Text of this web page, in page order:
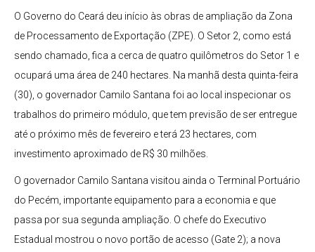
O Governo do Ceará deu início às obras de ampliação da Zona
de Processamento de Exportação (ZPE). O Setor 2, como está
sendo chamado, fica a cerca de quatro quilômetros do Setor 1 e
ocupará uma área de 240 hectares. Na manhã desta quinta-feira
(30), o governador Camilo Santana foi ao local inspecionar os
trabalhos do primeiro módulo, que tem previsão de ser entregue
até o próximo mês de fevereiro e terá 23 hectares, com
investimento aproximado de R$ 30 milhões.
O governador Camilo Santana visitou ainda o Terminal Portuário
do Pecém, importante equipamento para a economia e que
passa por sua segunda ampliação. O chefe do Executivo
Estadual mostrou o novo portão de acesso (Gate 2); a nova